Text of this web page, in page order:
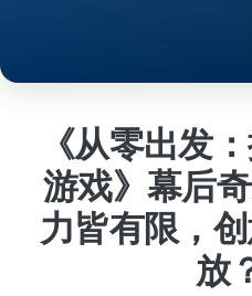
《从零出发
游戏》幕后
力皆有限，
放